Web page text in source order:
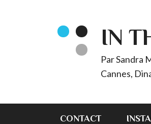
IN
Par Sandra
Cannes,
CONTACT